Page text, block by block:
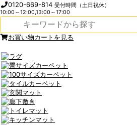
0120-669-814受付時間（土日祝休）
10:00～12:00,13:00～17:00
お買い物カートを見る